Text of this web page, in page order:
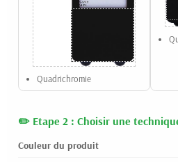
Quadrichromie
Etape 2 : Choisir une
Couleur du produit